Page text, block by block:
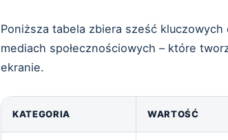
Poniższa tabela zbiera sześć
mediach społecznościowych – które
ekranie.
KATEGORIA WARTOŚĆ